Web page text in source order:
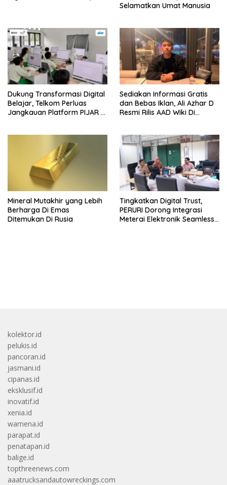
Selamatkan Umat Manusia
Dukung Transformasi Digital
Belajar, Telkom Perluas
Jangkauan Platform PIJAR Di
Sediakan Informasi Gratis
dan Bebas Iklan, Ali Azhar D
Resmi Rilis AAD Wiki Di
Mineral Mutakhir yang Lebih
Berharga Di Emas
Ditemukan Di Rusia
Tingkatkan Digital Trust,
PERURI Dorong Integrasi
Meterai Elektronik Seamless
kolektor.id
pelukis.id
pancoran.id
jasmani.id
cipanas.id
eksklusif.id
inovatif.id
xenia.id
wamena.id
parapat.id
penatapan.id
balige.id
topthreenews.com
aaatrucksandautowreckings.com